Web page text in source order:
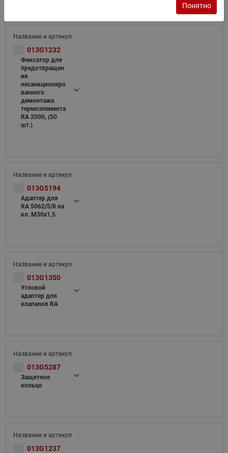
013G1232
Фиксатор для
предотвращен
ия
несанкциониро
ванного
демонтажа
термоэлемента
RA 2000, (50
шт.)
013G5194
Адаптер для
RA 5062/5/8 на
кл. M30x1,5
013G1350
Угловой
адаптер для
клапанов RA
013G5287
Защитное
кольцо
013G1237
Понятно